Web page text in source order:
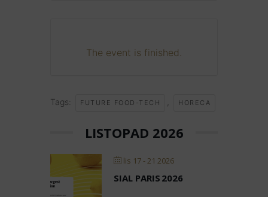
The event is finished.
Tags: FUTURE FOOD-TECH HORECA
LISTOPAD 2026
lis 17 - 21 2026
SIAL PARIS 2026